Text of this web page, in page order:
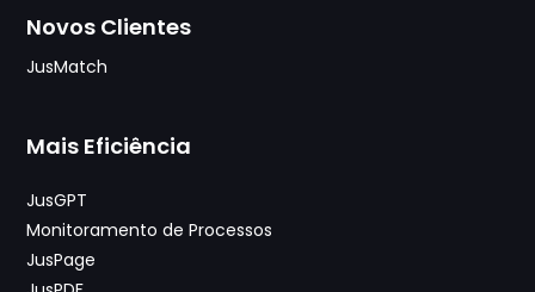
Novos Clientes
JusMatch
Mais Eficiência
JusGPT
Monitoramento de Processos
JusPage